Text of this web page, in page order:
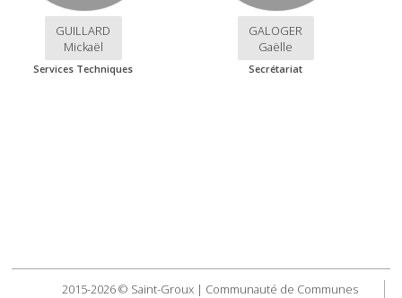
GUILLARD
Mickaël
Services Techniques
GALOGER
Gaëlle
Secrétariat
2015-2026 © Saint-Groux | Communauté de Communes